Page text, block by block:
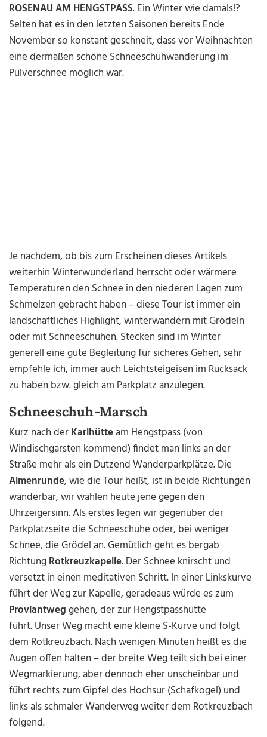
ROSENAU AM HENGSTPASS. Ein Winter wie damals!?
Selten hat es in den letzten Saisonen bereits Ende
November so konstant geschneit, dass vor Weihnachten
eine dermaßen schöne Schneeschuhwanderung im
Pulverschnee möglich war.
Je nachdem, ob bis zum Erscheinen dieses Artikels
weiterhin Winterwunderland herrscht oder wärmere
Temperaturen den Schnee in den niederen Lagen zum
Schmelzen gebracht haben – diese Tour ist immer ein
landschaftliches Highlight, winterwandern mit Grödeln
oder mit Schneeschuhen. Stecken sind im Winter
generell eine gute Begleitung für sicheres Gehen, sehr
empfehle ich, immer auch Leichtsteigeisen im Rucksack
zu haben bzw. gleich am Parkplatz anzulegen.
Schneeschuh-Marsch
Kurz nach derKarlhütteam Hengstpass (von
Windischgarsten kommend) findet man links an der
Straße mehr als ein Dutzend Wanderparkplätze. Die
Almenrunde, wie die Tour heißt, ist in beide Richtungen
wanderbar, wir wählen heute jene gegen den
Uhrzeigersinn. Als erstes legen wir gegenüber der
Parkplatzseite die Schneeschuhe oder, bei weniger
Schnee, die Grödel an. Gemütlich geht es bergab
RichtungRotkreuzkapelle. Der Schnee knirscht und
versetzt in einen meditativen Schritt. In einer Linkskurve
führt der Weg zur Kapelle, geradeaus würde es zum
Proviantweggehen, der zur Hengstpasshütte
führt. Unser Weg macht eine kleine S-Kurve und folgt
dem Rotkreuzbach. Nach wenigen Minuten heißt es die
Augen offen halten – der breite Weg teilt sich bei einer
Wegmarkierung, aber dennoch eher unscheinbar und
führt rechts zum Gipfel des Hochsur (Schafkogel) und
links als schmaler Wanderweg weiter dem Rotkreuzbach
folgend.